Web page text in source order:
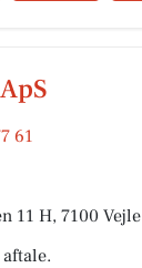
61
11 H, 7100 Vejle